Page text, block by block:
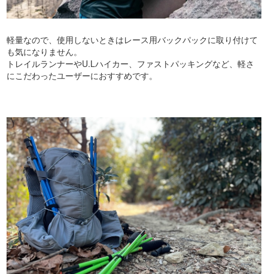
軽量なので、使用しないときはレース用バックパックに取り付けて
も気になりません。
トレイルランナーやU.Lハイカー、ファストパッキングなど、軽さ
にこだわったユーザーにおすすめです。